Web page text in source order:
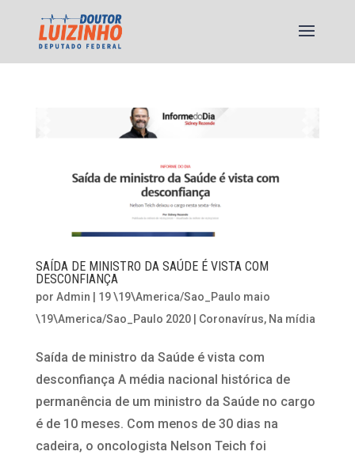
SAÍDA DE MINISTRO DA SAÚDE É VISTA COM
DESCONFIANÇA
por Admin
19 \19\America/Sao_Paulo maio
\19\America/Sao_Paulo 2020| Coronavírus, Na mídia
Saída de ministro da Saúde é vista com
desconfiança A média nacional histórica de
permanência de um ministro da Saúde no cargo
é de 10 meses. Com menos de 30 dias na
cadeira, o oncologista Nelson Teich foi